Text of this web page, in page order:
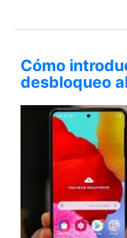
Cómo
desbloqueo